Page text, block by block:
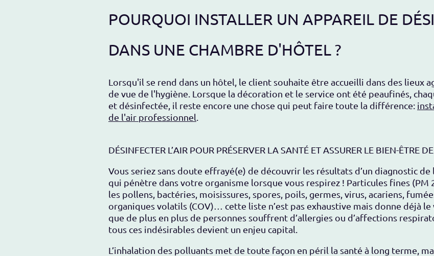
POURQUOI INSTALLER UN APPAREIL DE
DANS UNE CHAMBRE D'HÔTEL ?
Lorsqu'il se rend dans un hôtel, le client souhaite être accueilli dans des lieux
de vue de l'hygiène. Lorsque la décoration et le service ont été peaufinés,
et désinfectée, il reste encore une chose qui peut faire toute la différence:
de l'air professionnel
DÉSINFECTER L’AIR POUR PRÉSERVER LA SANTÉ ET ASSURER LE BIEN-ÊTRE
Vous seriez sans doute effrayé(e) de découvrir les résultats d’un diagnostic
qui pénètre dans votre organisme lorsque vous respirez ! Particules fines (PM
les pollens, bactéries, moisissures, spores, poils, germes, virus, acariens,
organiques volatils (COV)… cette liste n’est pas exhaustive mais donne déjà le
que de plus en plus de personnes souffrent d’allergies ou d’affections
tous ces indésirables devient un enjeu capital.
L’inhalation des polluants met de toute façon en péril la santé à long terme,